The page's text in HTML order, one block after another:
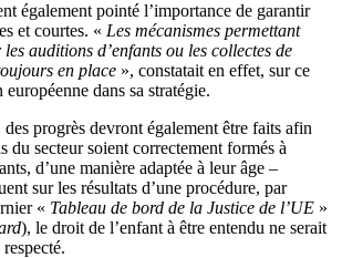
également pointé l’importance de garantir
et courtes. « Les mécanismes permettant
auditions d’enfants ou les collectes de
en place », constatait en effet, sur ce
dans sa stratégie.
progrès devront également être faits afin
du secteur soient correctement formés à
d’une manière adaptée à leur âge –
sur les résultats d’une procédure, par
« Tableau de bord de la Justice de l’UE »
), le droit de l’enfant à être entendu ne serait